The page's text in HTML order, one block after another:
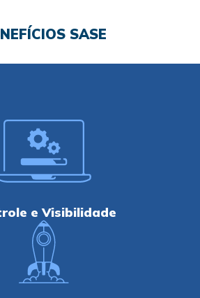
SASE
e Visibilidade